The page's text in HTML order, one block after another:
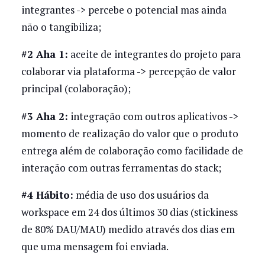
integrantes -> percebe o potencial mas ainda
não o tangibiliza;
#2 Aha 1: aceite de integrantes do projeto para
colaborar via plataforma -> percepção de valor
principal (colaboração);
#3 Aha 2: integração com outros aplicativos ->
momento de realização do valor que o produto
entrega além de colaboração como facilidade de
interação com outras ferramentas do stack;
#4 Hábito: média de uso dos usuários da
workspace em 24 dos últimos 30 dias (stickiness
de 80% DAU/MAU) medido através dos dias em
que uma mensagem foi enviada.